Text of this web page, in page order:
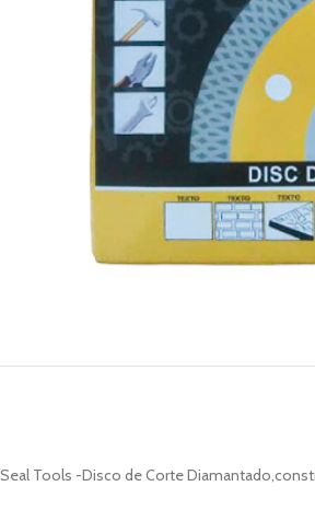
Seal Tools -Disco de Corte